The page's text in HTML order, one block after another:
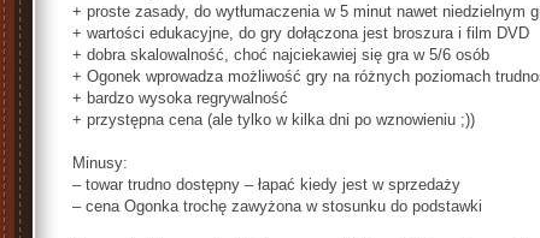
+ proste zasady, do wytłumaczenia w 5 minut nawet niedzielnym
+ wartości edukacyjne, do gry dołączona jest broszura i film DVD
+ dobra skalowalność, choć najciekawiej się gra w 5/6 osób
+ Ogonek wprowadza możliwość gry na różnych poziomach
+ bardzo wysoka regrywalność
+ przystępna cena (ale tylko w kilka dni po wznowieniu ;))
Minusy:
– towar trudno dostępny – łapać kiedy jest w sprzedaży
– cena Ogonka trochę zawyżona w stosunku do podstawki